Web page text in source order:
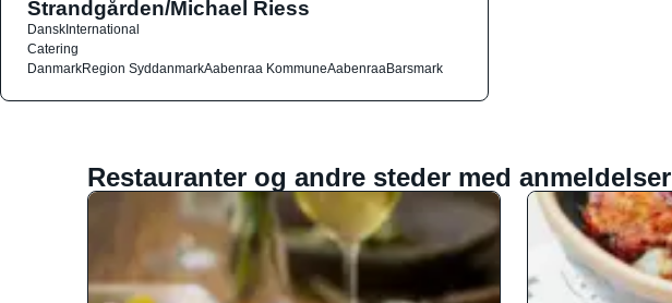
Strandgården/Michael Riess
DanskInternational
Catering
DanmarkRegion SyddanmarkAabenraa KommuneAabenraaBarsmark
Restauranter og andre steder med anmeldelser